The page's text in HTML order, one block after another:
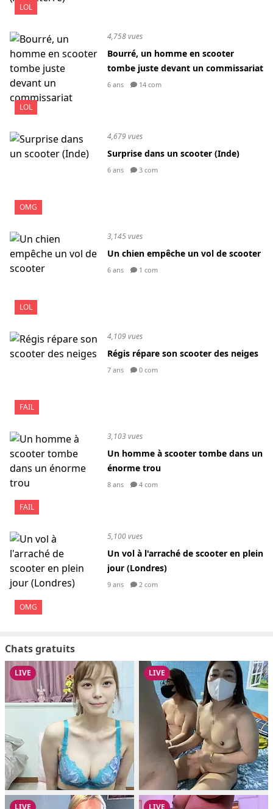
LOL
LOL
4,758 vues
Bourré, un homme en scooter
tombe juste devant un commissariat
6 ans 14 com
OMG
4,679 vues
Surprise dans un scooter (Inde)
6 ans 3 com
LOL
3,145 vues
Un chien empêche un vol de scooter
6 ans 1 com
FAIL
4,109 vues
Régis répare son scooter des neiges
7 ans 0 com
FAIL
3,103 vues
Un homme à scooter tombe dans un
énorme trou
8 ans 4 com
OMG
5,100 vues
Un vol à l'arraché de scooter en plein
jour (Londres)
9 ans 2 com
Chats gratuits